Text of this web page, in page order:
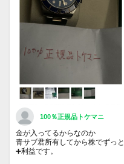
100％正規品トケマニ
金が入ってるからなのか
青サブ君所有してから株でずっと
➕利益です。